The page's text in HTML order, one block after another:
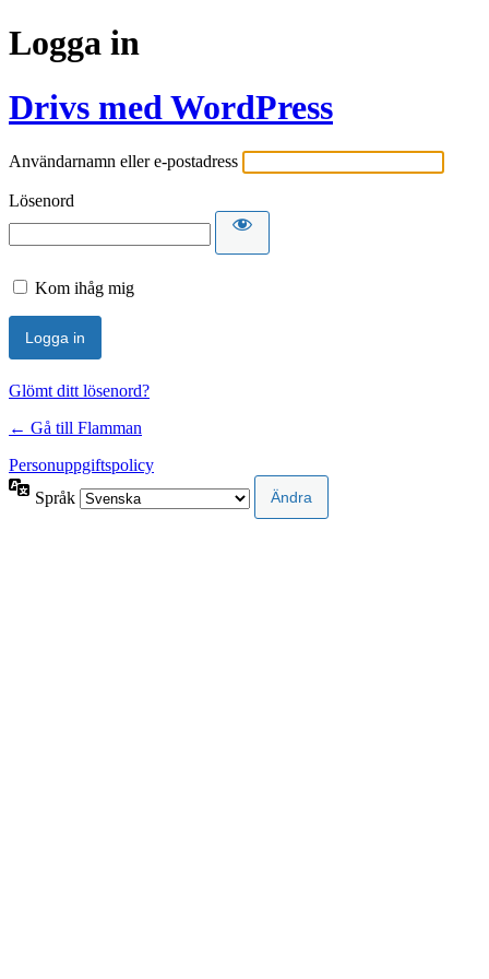
Logga in
Drivs med WordPress
Användarnamn eller e-postadress
Lösenord
Kom ihåg mig
Glömt ditt lösenord?
← Gå till Flamman
Personuppgiftspolicy
Språk